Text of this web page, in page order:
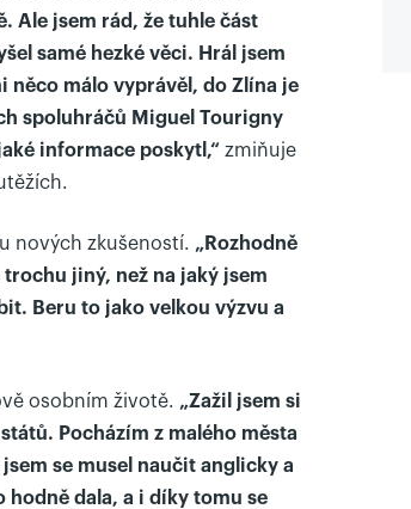
Ale jsem rád, že tuhle část
samé hezké věci. Hrál jsem
něco málo vyprávěl, do Zlína je
spoluhráčů Miguel Tourigny
informace poskytl,“ zmiňuje
nových zkušeností. „Rozhodně
jiný, než na jaký jsem
Beru to jako velkou výzvu a
osobním životě. „Zažil jsem si
Pocházím z malého města
se musel naučit anglicky a
hodně dala, a i díky tomu se